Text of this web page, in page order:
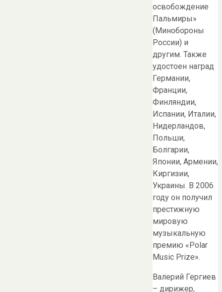
освобождение
Пальмиры»
(Минобороны
России) и
другим. Также
удостоен наград
Германии,
Франции,
Финляндии,
Испании, Италии,
Нидерландов,
Польши,
Болгарии,
Японии, Армении,
Киргизии,
Украины. В 2006
году он получил
престижную
мировую
музыкальную
премию «Polar
Music Prize».
Валерий Гергиев
– дирижер,